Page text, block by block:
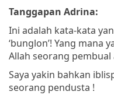
Tanggapan Adrina:
Ini adalah kata-kata
‘bunglon’! Yang mana
Allah seorang
Saya yakin bahkan
seorang pendusta !